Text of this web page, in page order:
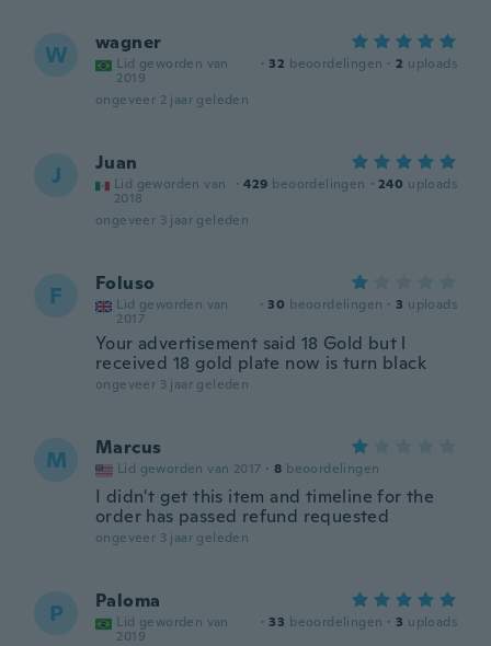
W wagner
Lid geworden van
2019
· 32 beoordelingen · 2 uploads
ongeveer 2 jaar geleden
J Juan
Lid geworden van
2018
· 429 beoordelingen · 240 uploads
ongeveer 3 jaar geleden
F Foluso
Lid geworden van
2017
· 30 beoordelingen · 3 uploads
Your advertisement said 18 Gold but l
received 18 gold plate now is turn black
ongeveer 3 jaar geleden
M Marcus
Lid geworden van 2017 · 8 beoordelingen
I didn't get this item and timeline for the
order has passed refund requested
ongeveer 3 jaar geleden
P Paloma
Lid geworden van
2019
· 33 beoordelingen · 3 uploads